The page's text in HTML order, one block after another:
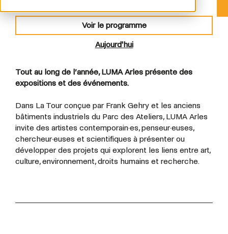
Tout au long de l’année, LUMA Arles présente des
expositions et des événements.
Dans La Tour conçue par Frank Gehry et les anciens
bâtiments industriels du Parc des Ateliers, LUMA Arles
invite des artistes contemporain·es, penseur·euses,
chercheur·euses et scientifiques à présenter ou
développer des projets qui explorent les liens entre art,
culture, environnement, droits humains et recherche.
Voir le programme
Aujourd'hui